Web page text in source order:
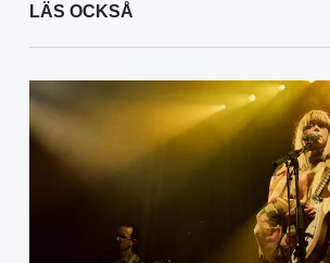
LÄS OCKSÅ